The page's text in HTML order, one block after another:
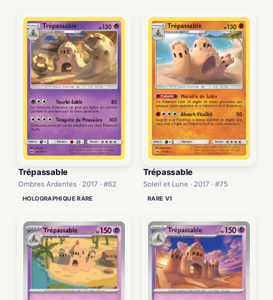
Trépassable
Ombres Ardentes · 2017 · #62
HOLOGRAPHIQUE RARE
Trépassable
Soleil et Lune · 2017 · #75
RARE V1